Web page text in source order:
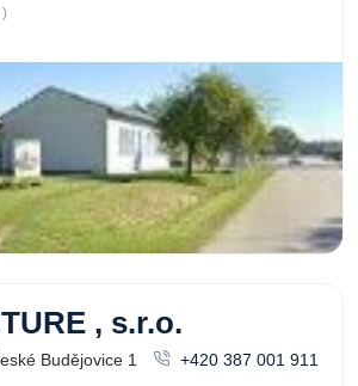
, s.r.o.
Budějovice 1
+420 387 001 911